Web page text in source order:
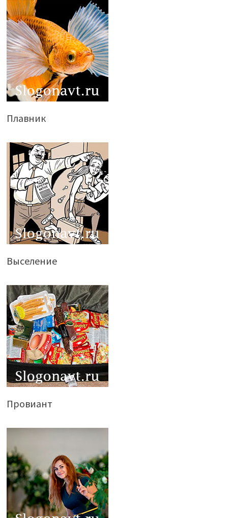
Плавник
Выселение
Провиант